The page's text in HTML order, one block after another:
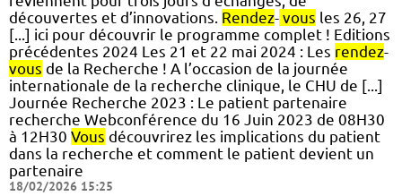
découvertes et d’innovations. Rendez- vous les 26, 27
[...] ici pour découvrir le programme complet ! Editions
précédentes 2024 Les 21 et 22 mai 2024 : Les rendez-
vous de la Recherche ! A l’occasion de la journée
internationale de la recherche clinique, le CHU de [...]
Journée Recherche 2023 : Le patient partenaire
recherche Webconférence du 16 Juin 2023 de 08H30
à 12H30 Vous découvrirez les implications du patient
dans la recherche et comment le patient devient un
partenaire
18/02/2026 15:25